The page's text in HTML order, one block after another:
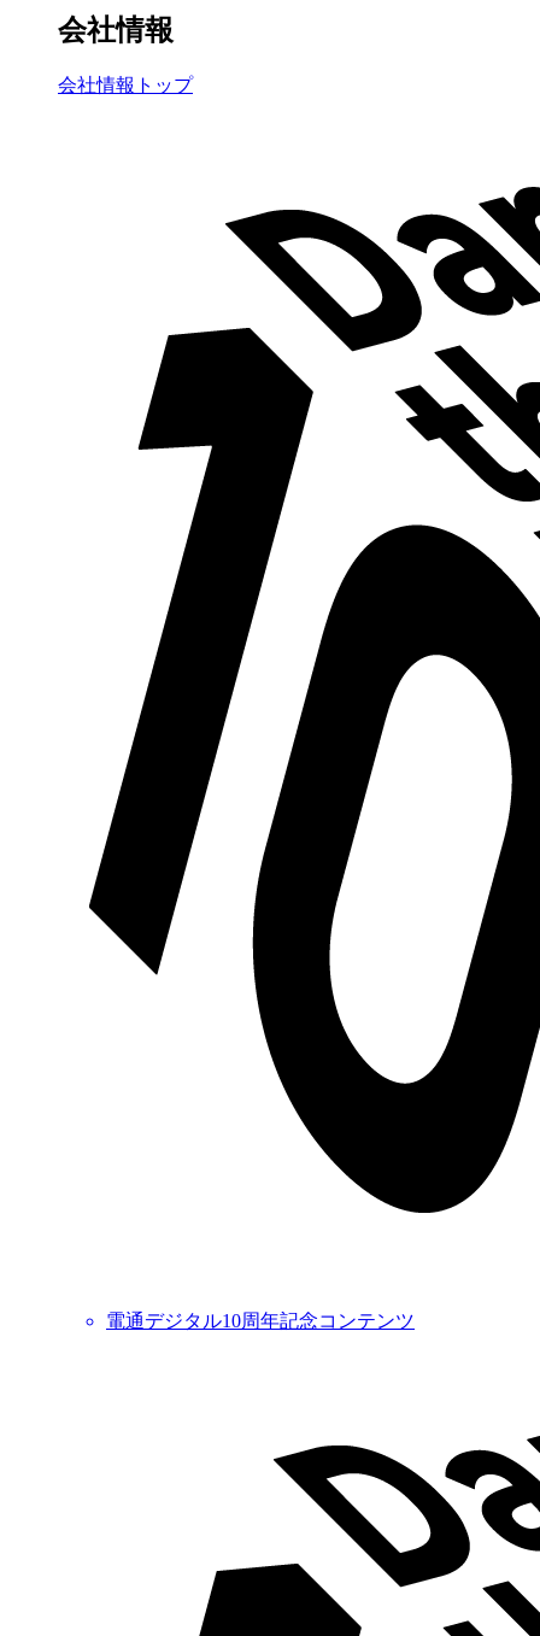
会社情報
会社情報トップ
電通デジタル10周年記念コンテンツ